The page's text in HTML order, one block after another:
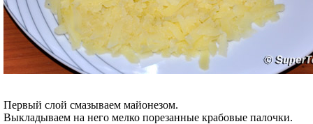
Первый слой смазываем майонезом.
Выкладываем на него мелко порезанные крабовые палочки.